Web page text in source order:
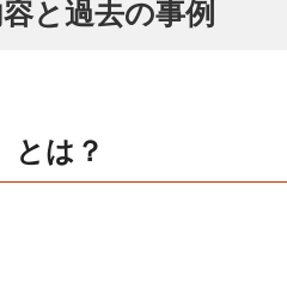
と過去の事例
とは？